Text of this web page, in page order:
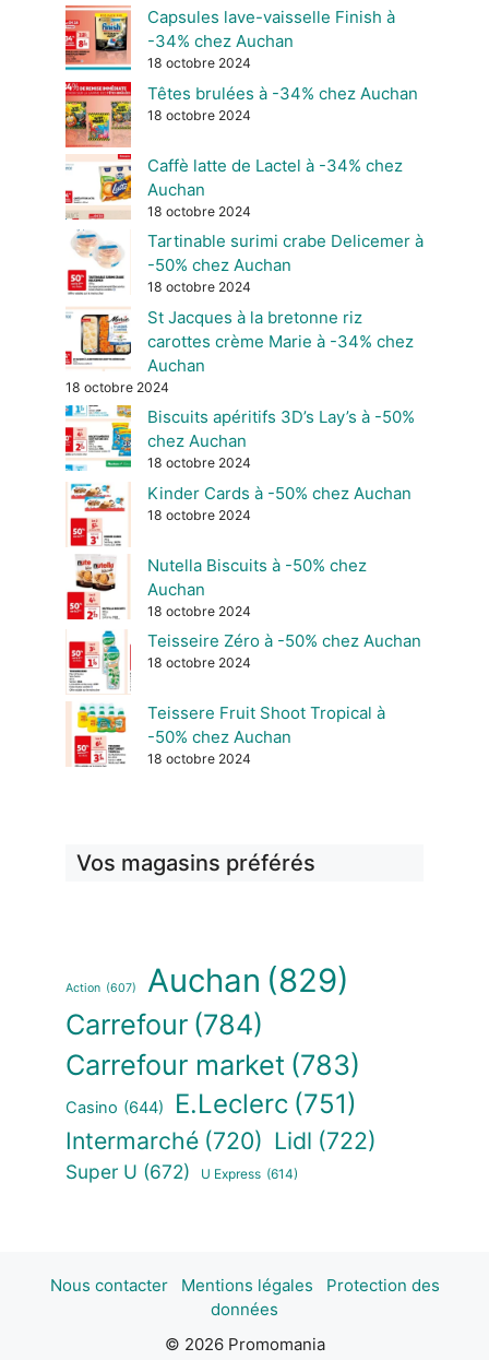
Capsules lave-vaisselle Finish à
-34% chez Auchan
18 octobre 2024
Têtes brulées à -34% chez Auchan
18 octobre 2024
Caffè latte de Lactel à -34% chez
Auchan
18 octobre 2024
Tartinable surimi crabe Delicemer à
-50% chez Auchan
18 octobre 2024
St Jacques à la bretonne riz
carottes crème Marie à -34% chez
Auchan
18 octobre 2024
Biscuits apéritifs 3D’s Lay’s à -50%
chez Auchan
18 octobre 2024
Kinder Cards à -50% chez Auchan
18 octobre 2024
Nutella Biscuits à -50% chez
Auchan
18 octobre 2024
Teisseire Zéro à -50% chez Auchan
18 octobre 2024
Teissere Fruit Shoot Tropical à
-50% chez Auchan
18 octobre 2024
Vos magasins préférés
Action (607) Auchan (829)
Carrefour (784)
Carrefour market (783)
Casino (644) E.Leclerc (751)
Intermarché (720) Lidl (722)
Super U (672) U Express (614)
Nous contacter Mentions légales
Protection des
données
© 2026 Promomania